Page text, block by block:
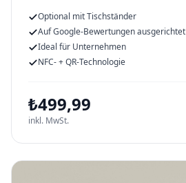
Optional mit Tischständer
Auf Google-Bewertungen ausgerichtet
Ideal für Unternehmen
NFC- + QR-Technologie
₺499,99
inkl. MwSt.